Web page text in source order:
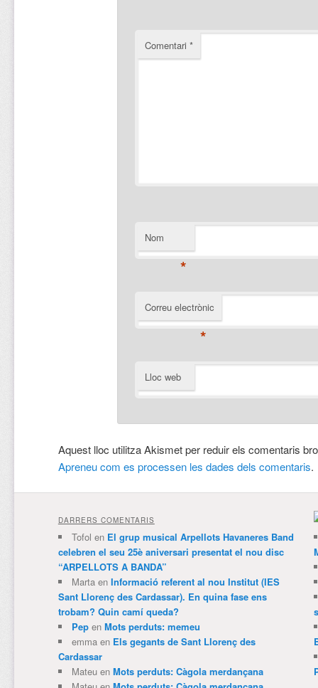
Comentari *
Nom
*
Correu electrònic
*
Lloc web
Aquest lloc utilitza Akismet per reduir els comentaris
Apreneu com es processen les dades dels comentaris.
DARRERS COMENTARIS
Tofol en El grup musical Arpellots Havaneres Band
celebren el seu 25è aniversari presentat el nou disc
“ARPELLOTS A BANDA”
Martaen Informació referent al nou Institut (IES
Sant Llorenç des Cardassar). En quina fase ens
trobam? Quin camí queda?
Pepen Mots perduts: memeu
emmaen Els gegants de Sant Llorenç des
Cardassar
Mateuen Mots perduts: Càgola merdançana